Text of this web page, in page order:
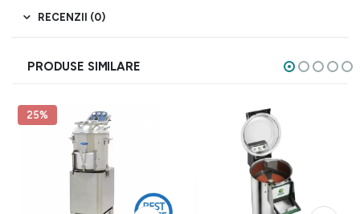
RECENZII (0)
PRODUSE SIMILARE
25%
Acest produs are mai multe variații. Opțiunile pot fi alese în pagina produsului.